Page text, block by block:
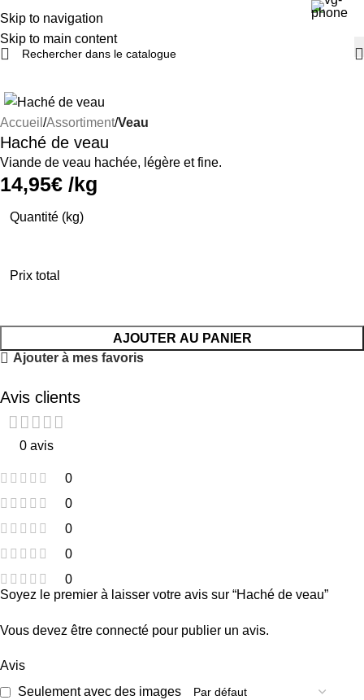
Skip to navigation
Skip to main content
Accueil Assortiment Veau
Haché de veau
Viande de veau hachée, légère et fine.
14,95€ /kg
Quantité (kg)
Prix total
AJOUTER AU PANIER
Ajouter à mes favoris
Avis clients
0 avis
0
0
0
0
0
Avis
Seulement avec des images
Soyez le premier à laisser votre avis sur “Haché de veau”
Vous devez être connecté pour publier un avis.